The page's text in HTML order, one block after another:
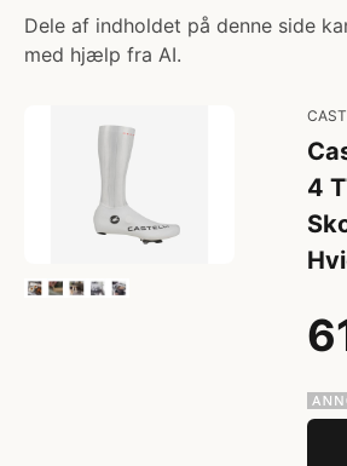
Dele af indholdet på denne side
med hjælp fra AI.
4